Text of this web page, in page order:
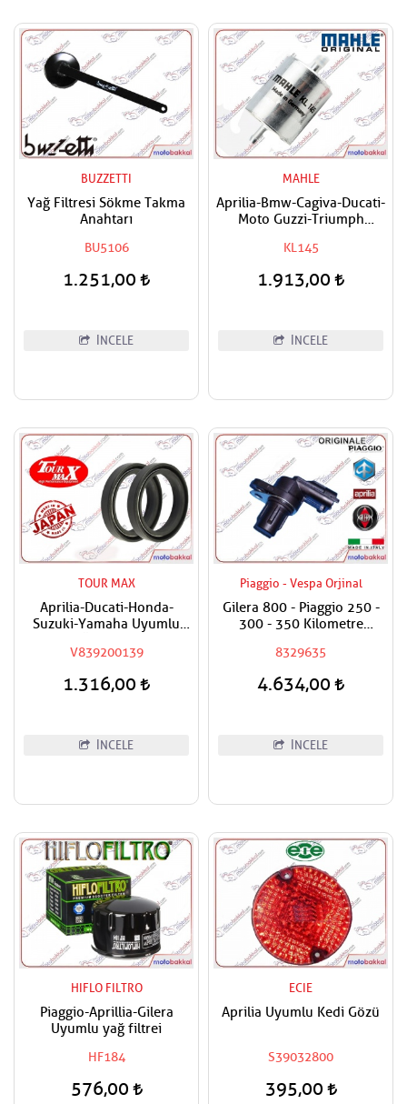
BUZZETTI
Yağ Filtresi Sökme Takma
Anahtarı
BU5106
1.251,00
İNCELE
MAHLE
Aprilia-Bmw-Cagiva-Ducati-
Moto Guzzi-Triumph
Filtresi
KL145
1.913,00
İNCELE
TOUR MAX
Aprilia-Ducati-Honda-
Suzuki-Yamaha Uyumlu
Keçesi
V839200139
1.316,00
İNCELE
Piaggio - Vespa Orjinal
Gilera 800 - Piaggio 250 -
300 - 350 Kilometre
8329635
4.634,00
İNCELE
HIFLO FILTRO
Piaggio-Aprillia-Gilera
Uyumlu yağ filtrei
HF184
576,00
ECIE
Aprilia Uyumlu Kedi Gözü
S39032800
395,00